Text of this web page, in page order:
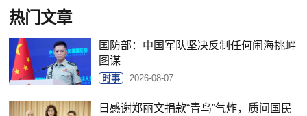
热门文章
国防部：中国军队坚决反制任何闹海挑衅
图谋
时事 2026-08-07
日感谢郑丽文捐款“青鸟”气炸，质问国民